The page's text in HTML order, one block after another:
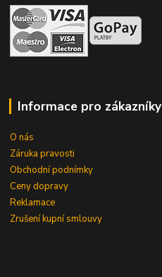
Informace pro zákazníky
O nás
Záruka pravosti
Obchodní podnímky
Ceny dopravy
Reklamace
Zrušení kupní smlouvy